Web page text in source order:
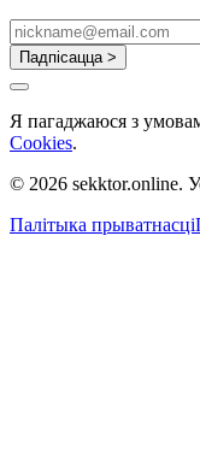
Падпісацца >
Я пагаджаюся з
Cookies.
© 2026 sekktor.online.
Палітыка прыватнасці